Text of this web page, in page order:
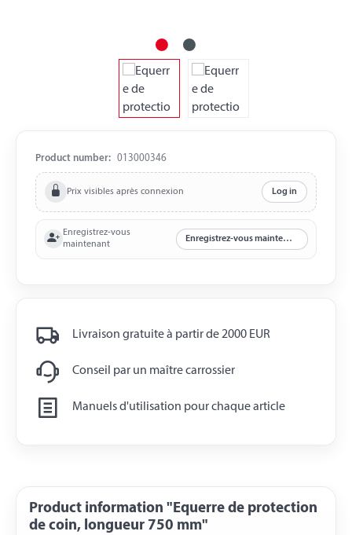
Product number: 013000346
Prix visibles après connexion Log in
Enregistrez-vous
maintenant
Enregistrez-vous maintenant
Livraison gratuite à partir de 2000 EUR
Conseil par un maître carrossier
Manuels d'utilisation pour chaque article
Product information "Equerre de protection
de coin, longueur 750 mm"